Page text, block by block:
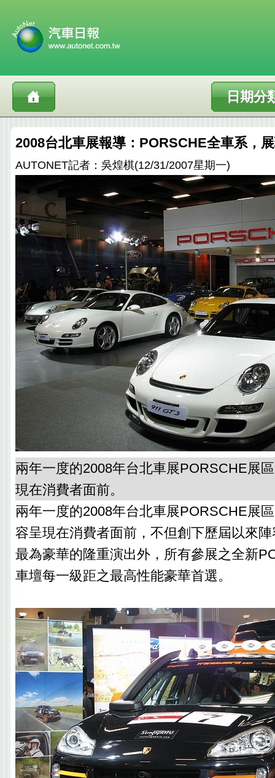
日期分
2008台北車展報導：PORSCHE全車系，
AUTONET記者：吳煌棋(12/31/2007星期一)
兩年一度的2008年台北車展PORSCHE展
現在消費者面前。
兩年一度的2008年台北車展PORSCHE展
容呈現在消費者面前，不但創下歷屆以來
最為豪華的隆重演出外，所有參展之全新
車壇每一級距之最高性能豪華首選。